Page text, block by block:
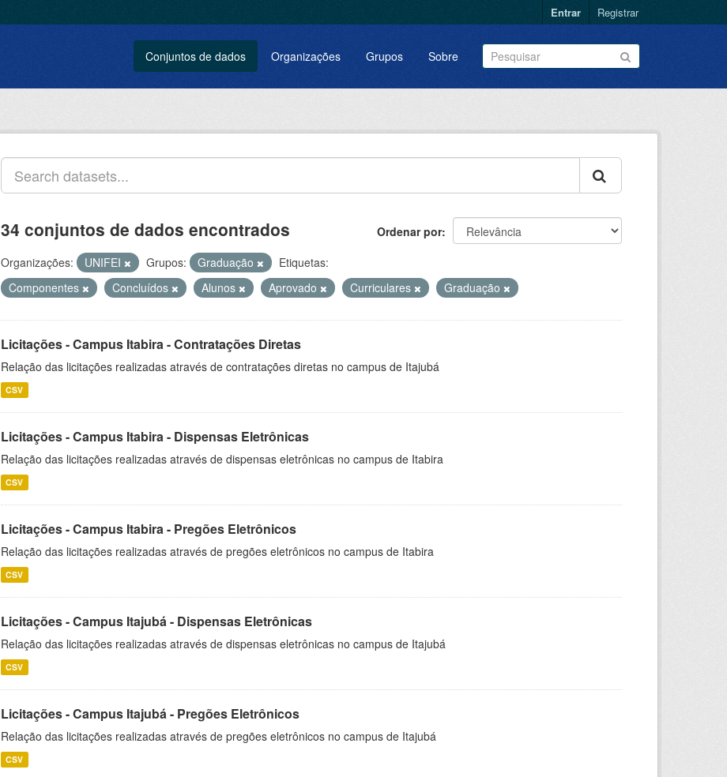
Entrar Registrar
Conjuntos de dados Organizações Grupos Sobre
Ordenar por
34 conjuntos de dados encontrados
Organizações: UNIFEI Grupos: Graduação
Etiquetas:
Componentes
Concluídos Alunos Aprovado Curriculares Graduação
Licitações - Campus Itabira - Contratações Diretas
Relação das licitações realizadas através de contratações diretas no campus de Itajubá
CSV
Licitações - Campus Itabira - Dispensas Eletrônicas
Relação das licitações realizadas através de dispensas eletrônicas no campus de Itabira
CSV
Licitações - Campus Itabira - Pregões Eletrônicos
Relação das licitações realizadas através de pregões eletrônicos no campus de Itabira
CSV
Licitações - Campus Itajubá - Dispensas Eletrônicas
Relação das licitações realizadas através de dispensas eletrônicas no campus de Itajubá
CSV
Licitações - Campus Itajubá - Pregões Eletrônicos
Relação das licitações realizadas através de pregões eletrônicos no campus de Itajubá
CSV